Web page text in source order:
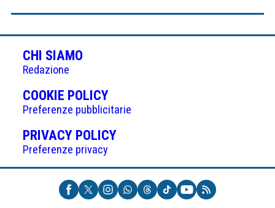
CHI SIAMO
Redazione
COOKIE POLICY(APRE
IN
UNA
NUOVA
Preferenze pubblicitarie
PRIVACY POLICY(APRE
UNA
NUOVA
SCHEDA)
Preferenze privacy